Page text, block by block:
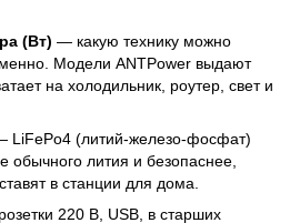
(Вт) — какую технику можно
Модели ANTPower выдают
на холодильник, роутер, свет и
LiFePo4 (литий-железо-фосфат)
обычного лития и безопаснее,
в станции для дома.
220 В, USB, в старших